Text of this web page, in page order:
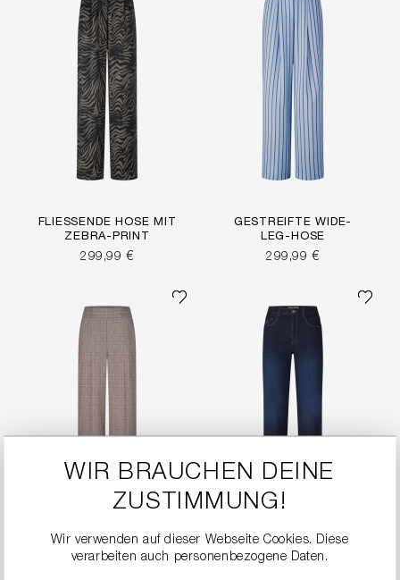
FLIESSENDE HOSE MIT Z
EBRA-PRINT
299,99 €
GESTREIFTE WIDE-
LEG-HOSE
299,99 €
KARIERTE HOSE SLIM-FIT JEANS
WIR BRAUCHEN DEINE
ZUSTIMMUNG!
Wir verwenden auf dieser Webseite Cookies. Diese
verarbeiten auch personenbezogene Daten.